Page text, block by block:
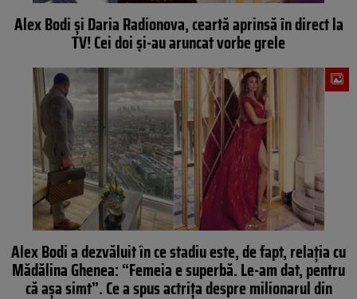
Alex Bodi și Daria Radionova, ceartă aprinsă în direct la
TV! Cei doi și-au aruncat vorbe grele
Alex Bodi a dezvăluit în ce stadiu este, de fapt, relația cu
Mădălina Ghenea: “Femeia e superbă. Le-am dat, pentru
că aşa simt”. Ce a spus actrița despre milionarul din